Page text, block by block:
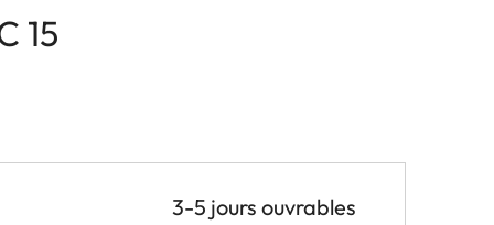
15
3-5 jours ouvrables